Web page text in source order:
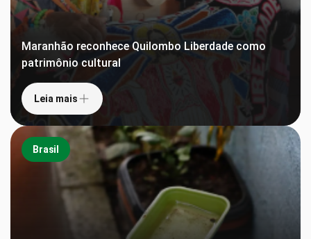
Maranhão reconhece Quilombo Liberdade como
patrimônio cultural
Leia mais
Brasil